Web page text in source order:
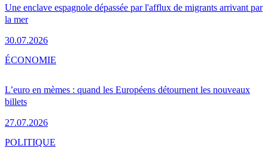
Une enclave espagnole dépassée par l'afflux de migrants arrivant par
la mer
30.07.2026
L’euro en mèmes : quand les Européens détournent les nouveaux
billets
27.07.2026
ÉCONOMIE
POLITIQUE